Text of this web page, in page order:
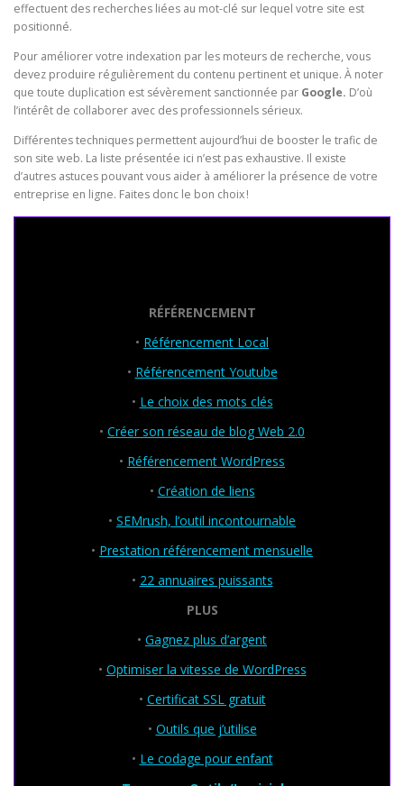
effectuent des recherches liées au mot-clé sur lequel votre site est
positionné.
Pour améliorer votre indexation par les moteurs de recherche, vous
devez produire régulièrement du contenu pertinent et unique. À noter
que toute duplication est sévèrement sanctionnée par Google. D’où
l’intérêt de collaborer avec des professionnels sérieux.
Différentes techniques permettent aujourd’hui de booster le trafic de
son site web. La liste présentée ici n’est pas exhaustive. Il existe
d’autres astuces pouvant vous aider à améliorer la présence de votre
entreprise en ligne. Faites donc le bon choix !
RÉFÉRENCEMENT
• Référencement Local
• Référencement Youtube
• Le choix des mots clés
• Créer son réseau de blog Web 2.0
• Référencement WordPress
• Création de liens
• SEMrush, l’outil incontournable
• Prestation référencement mensuelle
• 22 annuaires puissants
PLUS
• Gagnez plus d’argent
• Optimiser la vitesse de WordPress
• Certificat SSL gratuit
• Outils que j’utilise
• Le codage pour enfant